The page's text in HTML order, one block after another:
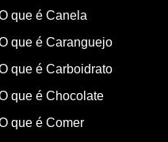
que é Canela
que é Caranguejo
que é Carboidrato
que é Chocolate
que é Comer